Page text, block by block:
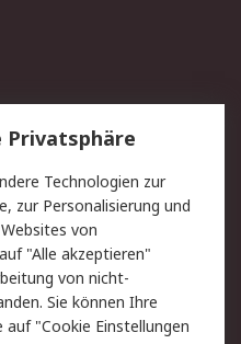
Lieferlösungen
Kontakt
Privatkunden
Datenschutz
Technologien zur
zur Personalisierung und
von
"Alle akzeptieren"
von nicht-
Sie können Ihre
auf "Cookie Einstellungen